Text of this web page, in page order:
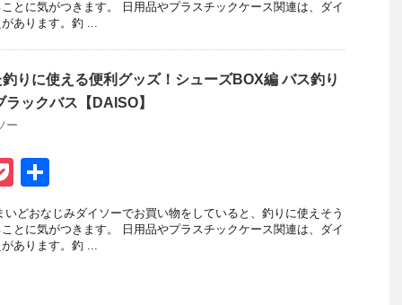
ck
et
とに気がつきます。 日用品やプラスチックケース関連は、ダイ
あります。釣 ...
りに使える便利グッズ！シューズBOX編 バス釣り
ックバス【DAISO】
ー
P
o
ck
et
有
どおなじみダイソーでお買い物をしていると、釣りに使えそう
とに気がつきます。 日用品やプラスチックケース関連は、ダイ
あります。釣 ...